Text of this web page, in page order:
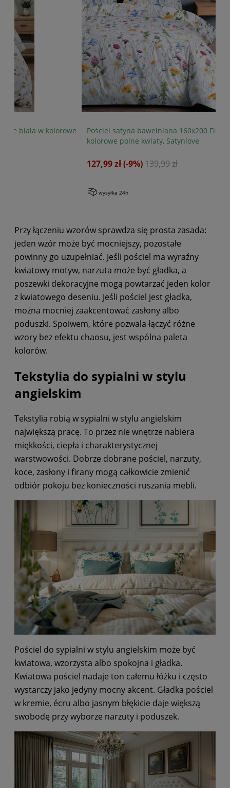
Pościel satyna bawełniana 160x200 Floria biała w
kolorowe polne kwiaty, Satynlove
139,99 zł
Przy łączeniu wzorów sprawdza się prosta zasada:
jeden wzór może być mocniejszy, pozostałe
powinny go uzupełniać. Jeśli pościel ma wyraźny
kwiatowy motyw, narzuta może być gładka, a
poszewki dekoracyjne mogą powtarzać jeden kolor
z kwiatowego deseniu. Jeśli pościel jest gładka,
można mocniej zaakcentować zasłony albo
poduszki. Spoiwem, które pozwala łączyć różne
wzory bez efektu chaosu, jest wspólna paleta
kolorów.
Tekstylia do sypialni w stylu
angielskim
Tekstylia robią w sypialni w stylu angielskim
największą pracę. To przez nie wnętrze nabiera
miękkości, ciepła i charakterystycznej
warstwowości. Dobrze dobrane pościel, narzuty,
koce, zasłony i firany mogą całkowicie zmienić
odbiór pokoju bez konieczności ruszania mebli.
Pościel do sypialni w stylu angielskim może być
kwiatowa, wzorzysta albo spokojna i gładka.
Kwiatowa pościel nadaje ton całemu łóżku i często
wystarczy jako jedyny mocny akcent. Gładka pościel
w kremie, écru albo jasnym błękicie daje większą
swobodę przy wyborze narzuty i poduszek.